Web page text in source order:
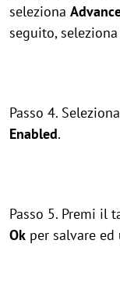
seleziona
seguito, seleziona
Passo 4. Seleziona
Enabled.
Passo 5. Premi il
Ok per salvare